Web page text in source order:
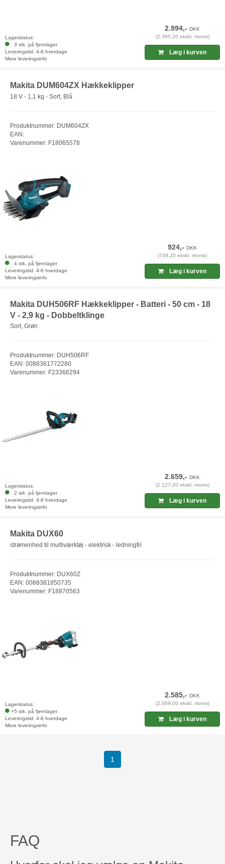
Lagerstatus:
3 stk. på fjernlager
Leveringstid: 4-8 hverdage
Mere leveringsinfo
2.994,-DKK
(2.395,20 ekskl. moms)
Læg i kurven
Makita DUM604ZX Hækkeklipper
18 V - 1,1 kg - Sort, Blå
Produktnummer: DUM604ZX
EAN:
Varenummer: F18065578
Lagerstatus:
4 stk. på fjernlager
Leveringstid: 4-8 hverdage
Mere leveringsinfo
924,-DKK
(739,20 ekskl. moms)
Læg i kurven
Makita DUH506RF Hækkeklipper - Batteri - 50 cm - 18
V - 2,9 kg - Dobbeltklinge
Sort, Grøn
Produktnummer: DUH506RF
EAN: 0088381772280
Varenummer: F23366294
Lagerstatus:
2 stk. på fjernlager
Leveringstid: 4-8 hverdage
Mere leveringsinfo
2.659,-DKK
(2.127,20 ekskl. moms)
Læg i kurven
Makita DUX60
strømenhed til multiværktøj - elektrisk - ledningfri
Produktnummer: DUX60Z
EAN: 0088381850735
Varenummer: F18870563
Lagerstatus:
+5 stk. på fjernlager
Leveringstid: 4-8 hverdage
Mere leveringsinfo
2.585,-DKK
(2.068,00 ekskl. moms)
Læg i kurven
1
FAQ